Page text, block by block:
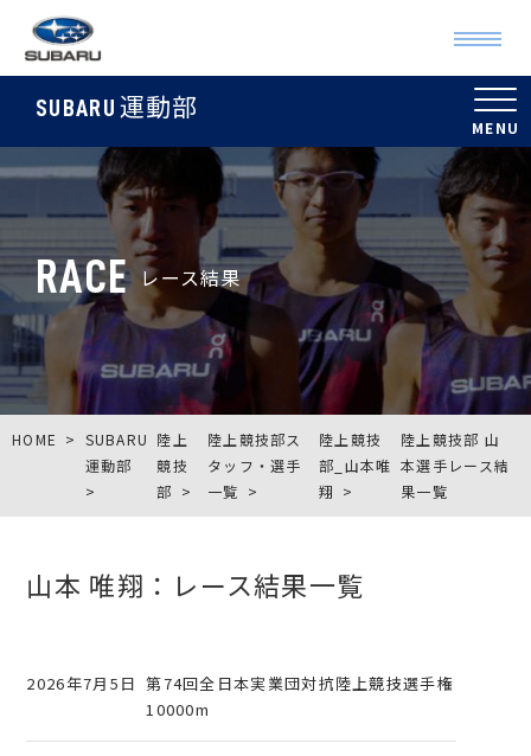
SUBARU 運動部
RACE レース結果
HOME
SUBARU
運動部
陸上
競技
部
陸上競技部ス
タッフ・選手
一覧
陸上競技
部_山本唯
翔
陸上競技部 山
本選手レース結
果一覧
山本 唯翔：レース結果一覧
2026年7月5日 第74回全日本実業団対抗陸上競技選手権
10000m